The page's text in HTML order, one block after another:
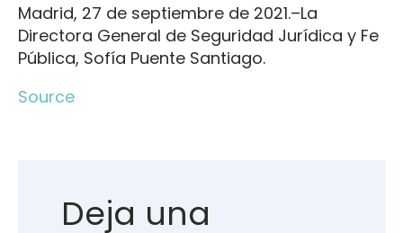
Madrid, 27 de septiembre de 2021.–La
Directora General de Seguridad Jurídica y Fe
Pública, Sofía Puente Santiago.
Source
Deja una